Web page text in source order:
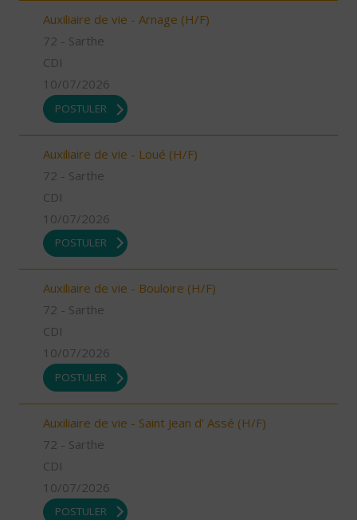
Auxiliaire de vie - Arnage (H/F)
72 - Sarthe
CDI
10/07/2026
POSTULER
Auxiliaire de vie - Loué (H/F)
72 - Sarthe
CDI
10/07/2026
POSTULER
Auxiliaire de vie - Bouloire (H/F)
72 - Sarthe
CDI
10/07/2026
POSTULER
Auxiliaire de vie - Saint Jean d' Assé (H/F)
72 - Sarthe
CDI
10/07/2026
POSTULER